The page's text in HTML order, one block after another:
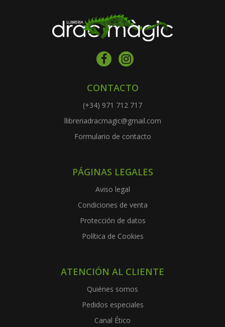
CONTACTO
(+34) 971 712 717
llibreriadracmagic@gmail.com
Formulario de contacto
PÁGINAS LEGALES
Aviso legal
Condiciones de venta
Protección de datos
Política de Cookies
ATENCIÓN AL CLIENTE
Quiénes somos
Pedidos especiales
Canal Ético